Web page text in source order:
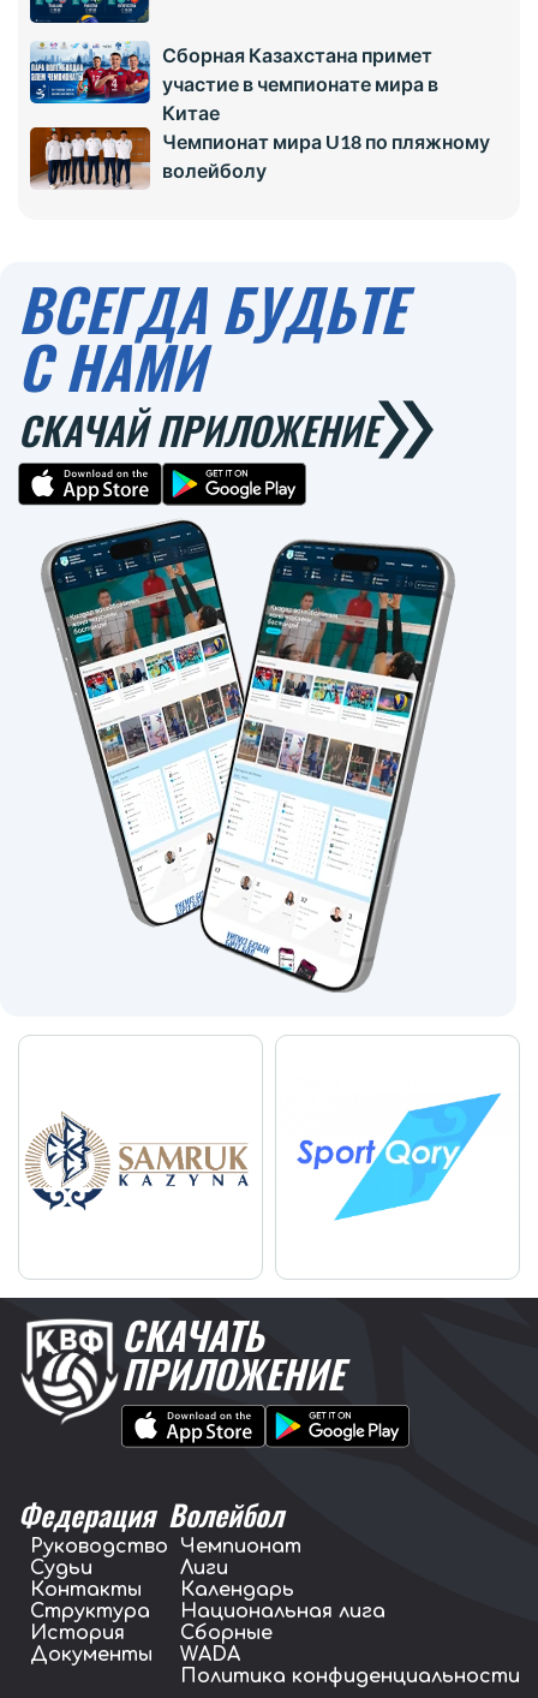
Сборная Казахстана примет
участие в чемпионате мира в
Китае
Чемпионат мира U18 по пляжному
волейболу
ВСЕГДА БУДЬТЕ
С НАМИ
СКАЧАЙ ПРИЛОЖЕНИЕ
СКАЧАТЬ
ПРИЛОЖЕНИЕ
Федерация
Руководство
Судьи
Контакты
Структура
История
Документы
Волейбол
Чемпионат
Лиги
Календарь
Национальная лига
Сборные
WADA
Политика конфиденциальности